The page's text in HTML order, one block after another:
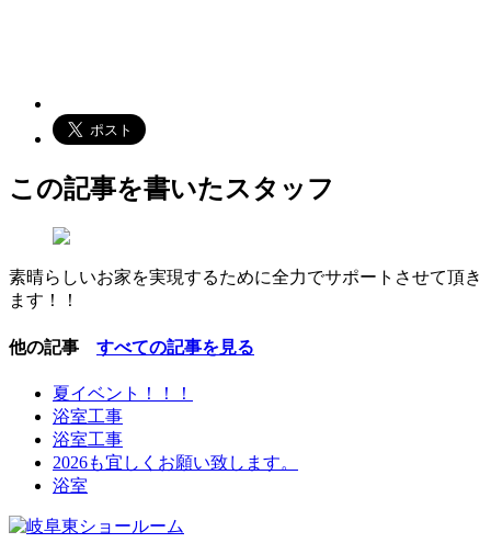
この記事を書いたスタッフ
素晴らしいお家を実現するために全力でサポートさせて頂き
ます！！
他の記事 すべての記事を見る
夏イベント！！！
浴室工事
浴室工事
2026も宜しくお願い致します。
浴室